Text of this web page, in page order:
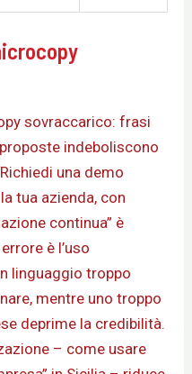
sovraccarico: frasi
indeboliscono
una demo
tua azienda, con
continua” è
è l’uso
linguaggio troppo
mentre uno troppo
deprime la credibilità.
– come usare